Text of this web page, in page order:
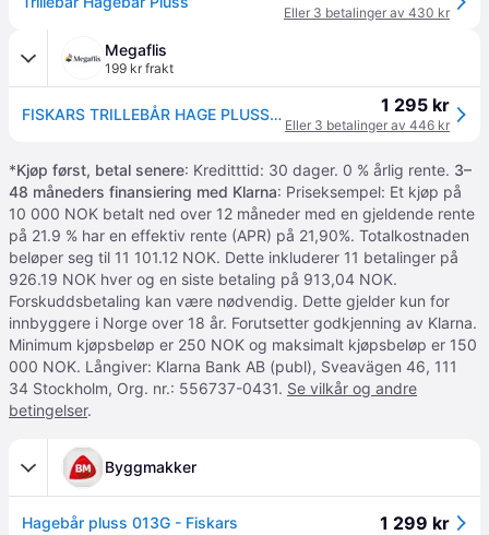
Eller 3 betalinger av 430 kr
Megaflis
199 kr frakt
FISKARS TRILLEBÅR HAGE PLUSS 013G 1 295 kr
Eller 3 betalinger av 446 kr
*Kjøp først, betal senere: Kreditttid: 30 dager. 0 % årlig rente. 3–
48 måneders finansiering med Klarna: Priseksempel: Et kjøp på
10 000 NOK betalt ned over 12 måneder med en gjeldende rente
på 21.9 % har en effektiv rente (APR) på 21,90%. Totalkostnaden
beløper seg til 11 101.12 NOK. Dette inkluderer 11 betalinger på
926.19 NOK hver og en siste betaling på 913,04 NOK.
Forskuddsbetaling kan være nødvendig. Dette gjelder kun for
innbyggere i Norge over 18 år. Forutsetter godkjenning av Klarna.
Minimum kjøpsbeløp er 250 NOK og maksimalt kjøpsbeløp er 150
000 NOK. Långiver: Klarna Bank AB (publ), Sveavägen 46, 111
34 Stockholm, Org. nr.: 556737-0431. Se vilkår og andre
betingelser.
Byggmakker
Hagebår pluss 013G - Fiskars 1 299 kr